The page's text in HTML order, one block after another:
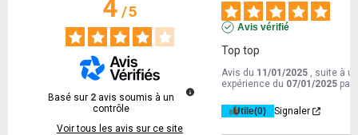
4/5
Basé sur 2 avis soumis à un
contrôle
Voir tous les avis sur ce site
Avis vérifié
Top top
Avis du 11/01/2025 , suite à
expérience du 07/01/2025 par
Utile(0) Signaler